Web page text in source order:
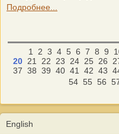
Подробнее...
1 2 3 4 5 6 7 8 9
20 21 22 23 24 25 26
37 38 39 40 41 42 43
54 55 56
English